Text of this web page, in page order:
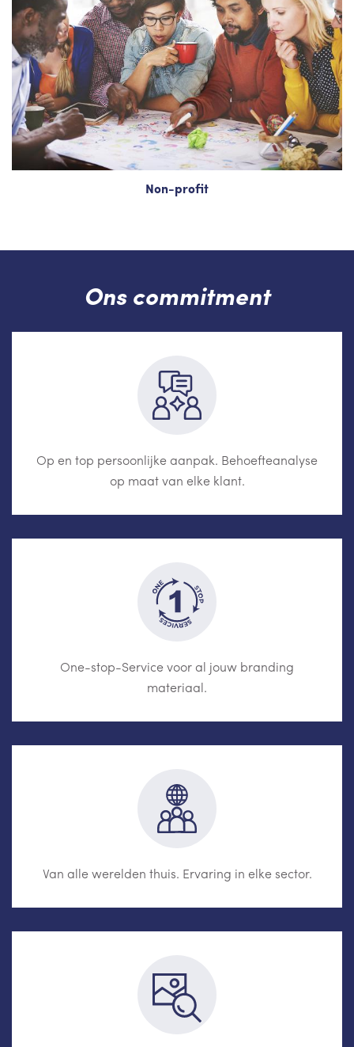
Non-profit
Ons commitment
Op en top persoonlijke aanpak. Behoefteanalyse
op maat van elke klant.
One-stop-Service voor al jouw branding
materiaal.
Van alle werelden thuis. Ervaring in elke sector.